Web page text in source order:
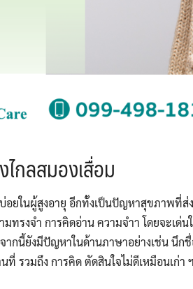
ไกลสมองเสื่อม
อยในผู้สูงอายุ อีกทั้งเป็นปัญหาสุขภาพที่ส่
มทรงจำ การคิดอ่าน ความจำา โดยจะเด่
ากนี้ยังมีปัญหาในด้านภาษาอย่างเช่น นึ
ที่ รวมถึง การคิด ตัดสินใจไม่ดีเหมือนเก่